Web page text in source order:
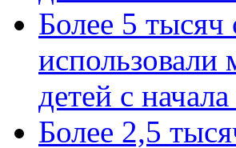
Более 5 тысяч
использовали
детей с начала
Более 2,5